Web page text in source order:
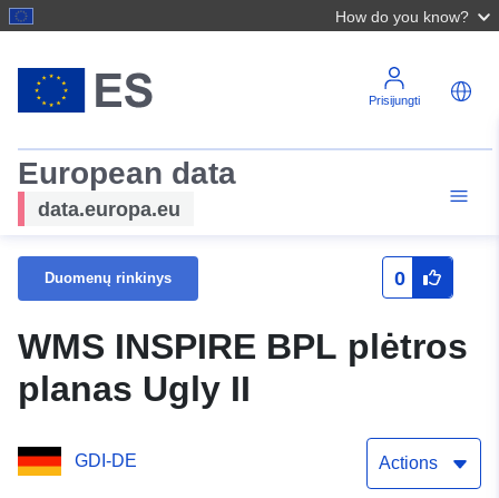
How do you know?
Prisijungti
European data
data.europa.eu
Duomenų rinkinys 0
WMS INSPIRE BPL plėtros
planas Ugly II
GDI-DE Actions